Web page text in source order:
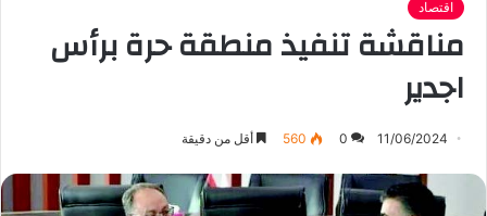
اقتصاد
مناقشة تنفيذ منطقة حرة برأس
اجدير
11/06/2024
0
560 أقل من دقيقة